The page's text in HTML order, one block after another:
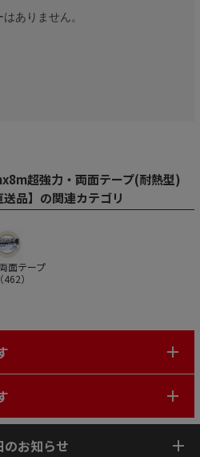
ありません。
超強力・両面テープ(耐熱型)
品】の関連カテゴリ
面テープ
（462）
お知らせ